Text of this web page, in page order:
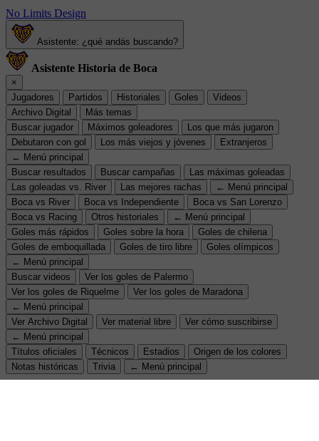
No Limits Design
Asistente: ¿qué andás buscando?
Asistente Historia de Boca
×
Jugadores
Partidos Historiales Goles
Videos
Archivo Digital
Más temas
Buscar jugador
Máximos goleadores
Los que más jugaron
Debutaron con gol
Los más viejos y jóvenes
Extranjeros
← Menú principal
Buscar resultados
Buscar campañas
Las máximas goleadas
Las goleadas vs. River
Las mejores rachas
← Menú principal
Boca vs River
Boca vs Independiente
Boca vs San Lorenzo
Boca vs Racing
Otros historiales
← Menú principal
Goles más rápidos
Goles sobre la hora
Goles de chilena
Goles de emboquillada
Goles de tiro libre
Goles olímpicos
← Menú principal
Buscar videos
Ver los goles de Palermo
Ver los goles de Riquelme
Ver los goles de Maradona
← Menú principal
Ver Archivo Digital
Ver material libre
Ver cómo suscribirse
← Menú principal
Títulos oficiales
Técnicos Estadios
Origen de los colores
Notas históricas
Trivia ← Menú principal